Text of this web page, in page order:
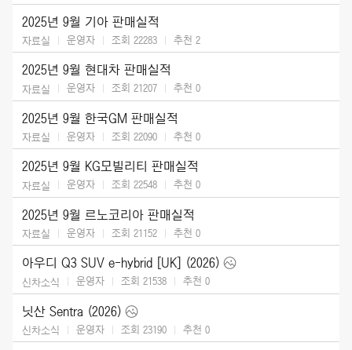
2025년 9월 기아 판매실적
자료실 운영자 조회 22283 추천 2
2025년 9월 현대차 판매실적
자료실 운영자 조회 21207 추천 0
2025년 9월 한국GM 판매실적
자료실 운영자 조회 22090 추천 0
2025년 9월 KG모빌리티 판매실적
자료실 운영자 조회 22548 추천 0
2025년 9월 르노코리아 판매실적
자료실 운영자 조회 21152 추천 0
아우디 Q3 SUV e-hybrid [UK] (2026)
신차소식 운영자 조회 21538 추천 0
닛산 Sentra (2026)
신차소식 운영자 조회 23190 추천 0